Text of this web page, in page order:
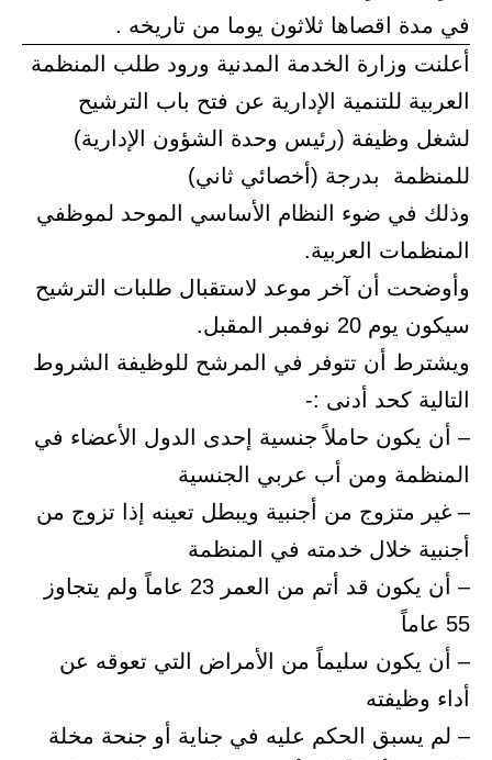
في مدة اقصاها ثلاثون يوما من تاريخه .
أعلنت وزارة الخدمة المدنية ورود طلب المنظمة
العربية للتنمية الإدارية عن فتح باب الترشيح
لشغل وظيفة (رئيس وحدة الشؤون الإدارية)
للمنظمة بدرجة (أخصائي ثاني)
وذلك في ضوء النظام الأساسي الموحد لموظفي
المنظمات العربية.
وأوضحت أن آخر موعد لاستقبال طلبات الترشيح
سيكون يوم 20 نوفمبر المقبل.
ويشترط أن تتوفر في المرشح للوظيفة الشروط
التالية كحد أدنى :-
– أن يكون حاملاً جنسية إحدى الدول الأعضاء في
المنظمة ومن أب عربي الجنسية
– غير متزوج من أجنبية ويبطل تعينه إذا تزوج من
أجنبية خلال خدمته في المنظمة
– أن يكون قد أتم من العمر 23 عاماً ولم يتجاوز
55 عاماً
– أن يكون سليماً من الأمراض التي تعوقه عن
أداء وظيفته
– لم يسبق الحكم عليه في جناية أو جنحة مخلة